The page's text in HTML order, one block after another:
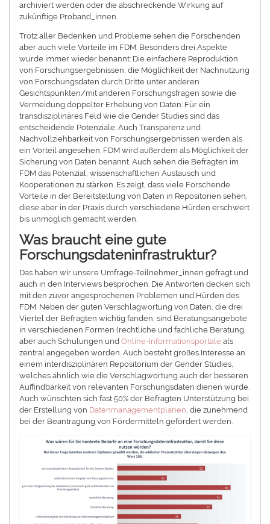
archiviert werden oder die abschreckende Wirkung auf
zukünftige Proband_innen.
Trotz aller Bedenken und Probleme sehen die Forschenden
aber auch viele Vorteile im FDM. Besonders drei Aspekte
wurde immer wieder benannt: Die einfachere Reproduktion
von Forschungsergebnissen, die Möglichkeit der Nachnutzung
von Forschungsdaten durch Dritte unter anderen
Gesichtspunkten/mit anderen Forschungsfragen sowie die
Vermeidung doppelter Erhebung von Daten. Für ein
transdisziplinäres Feld wie die Gender Studies sind das
entscheidende Potenziale. Auch Transparenz und
Nachvollziehbarkeit von Forschungsergebnissen werden als
ein Vorteil angesehen. FDM wird außerdem als Möglichkeit der
Sicherung von Daten benannt. Auch sehen die Befragten im
FDM das Potenzial, wissenschaftlichen Austausch und
Kooperationen zu stärken. Es zeigt, dass viele Forschende
Vorteile in der Bereitstellung von Daten in Repositorien sehen,
diese aber in der Praxis durch verschiedene Hürden erschwert
bis unmöglich gemacht werden.
Was braucht eine gute
Forschungsdateninfrastruktur?
Das haben wir unsere Umfrage-Teilnehmer_innen gefragt und
auch in den Interviews besprochen. Die Antworten decken sich
mit den zuvor angesprochenen Problemen und Hürden des
FDM. Neben der guten Verschlagwortung von Daten, die drei
Viertel der Befragten wichtig fanden, sind Beratungsangebote
in verschiedenen Formen (rechtliche und fachliche Beratung,
aber auch Schulungen undOnline-Informationsportale als
zentral angegeben worden. Auch besteht großes Interesse an
einem interdisziplinären Repositorium der Gender Studies,
welches ähnlich wie die Verschlagwortung auch der besseren
Auffindbarkeit von relevanten Forschungsdaten dienen würde.
Auch wünschten sich fast 50% der Befragten Unterstützung bei
der Erstellung von Datenmanagementplänen , die zunehmend
bei der Beantragung von Fördermitteln gefordert werden.